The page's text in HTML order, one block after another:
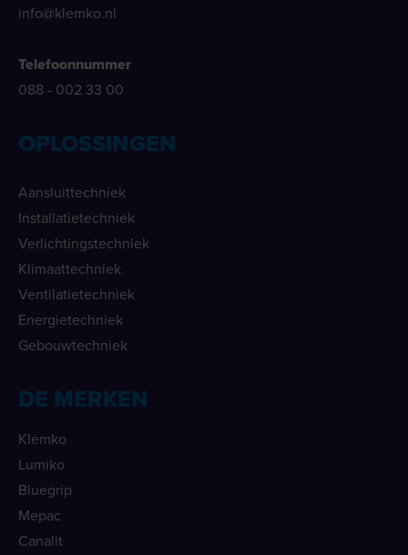
info@klemko.nl
Telefoonnummer
088 - 002 33 00
OPLOSSINGEN
Aansluittechniek
Installatietechniek
Verlichtingstechniek
Klimaattechniek
Ventilatietechniek
Energietechniek
Gebouwtechniek
DE MERKEN
Klemko
Lumiko
Bluegrip
Mepac
Canalit